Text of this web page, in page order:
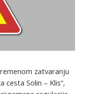
zatvaranju
cesta Solin – Klis“,